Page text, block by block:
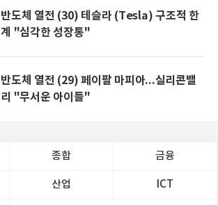
반도체 열전 (30) 테슬라 (Tesla) 구조적 한
계 "심각한 성장통"
반도체 열전 (29) 페이팔 마피아...실리콘밸
리 "무서운 아이들"
종합 금융
산업 ICT